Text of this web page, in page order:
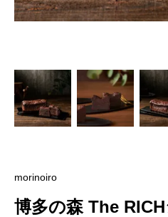
morinoiro
博多の森 The